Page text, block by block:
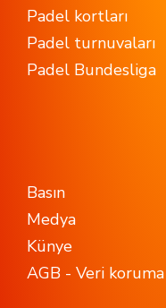
Padel kortları
Padel turnuvaları
Padel Bundesliga
Basın
Medya
Künye
AGB - Veri koruma